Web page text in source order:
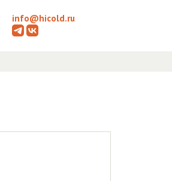
info@hicold.ru